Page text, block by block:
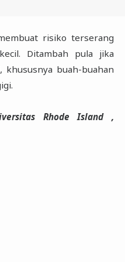
risiko terserang
Ditambah pula jika
khususnya buah-buahan
Rhode Island ,